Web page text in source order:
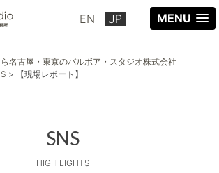
EN JP MENU
名古屋・東京のバルボア・スタジオ株式会社
> 【現場レポート】
SNS
-HIGH LIGHTS-